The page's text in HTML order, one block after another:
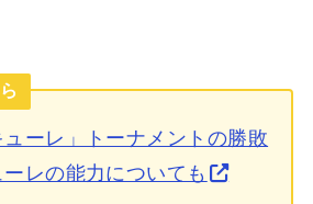
ューレ」トーナメントの勝敗
レの能力についても